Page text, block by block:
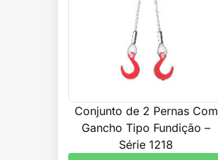
Conjunto de 2 Pernas Com
Gancho Tipo Fundição –
Série 1218